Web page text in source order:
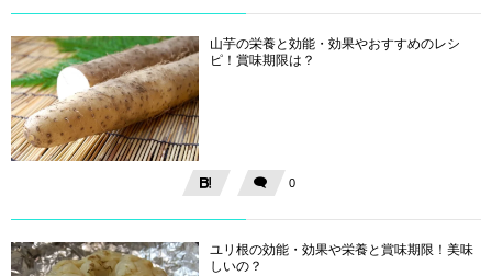
山芋の栄養と効能・効果やおすすめのレシ
ピ！賞味期限は？
0
ユリ根の効能・効果や栄養と賞味期限！美味
しいの？